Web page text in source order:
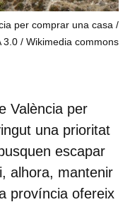
per comprar una casa /
3.0
Wikimedia commons
València per
una prioritat
escapar
alhora, mantenir
província ofereix